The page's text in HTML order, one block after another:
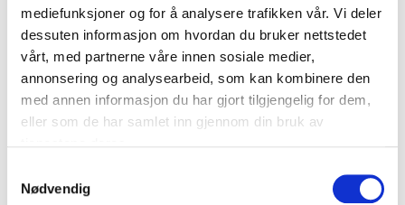
mediefunksjoner og for å analysere trafikken vår. Vi deler
dessuten informasjon om hvordan du bruker nettstedet
vårt, med partnerne våre innen sosiale medier,
annonsering og analysearbeid, som kan kombinere den
med annen informasjon du har gjort tilgjengelig for dem,
eller som de har samlet inn gjennom din bruk av
Nødvendig
Se dokumenter
Dokumenter